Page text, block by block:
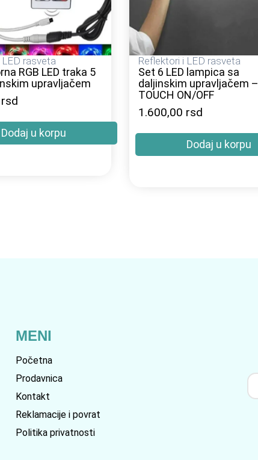
rasveta
RGB LED traka 5
upravljačem
rsd
Dodaj u korpu
Reflektori i LED rasveta
Set 6 LED lampica sa
daljinskim upravljačem –
TOUCH ON/OFF
1.600,00 rsd
Dodaj u korpu
MENI
Početna
Prodavnica
Kontakt
Reklamacije i povrat
Politika privatnosti